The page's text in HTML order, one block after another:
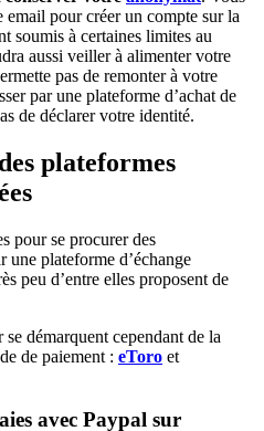
email pour créer un compte sur la
soumis à certaines limites au
aussi veiller à alimenter votre
pas de remonter à votre
par une plateforme d’achat de
de déclarer votre identité.
plateformes
pour se procurer des
une plateforme d’échange
peu d’entre elles proposent de
démarquent cependant de la
de paiement : eToro et
avec Paypal sur